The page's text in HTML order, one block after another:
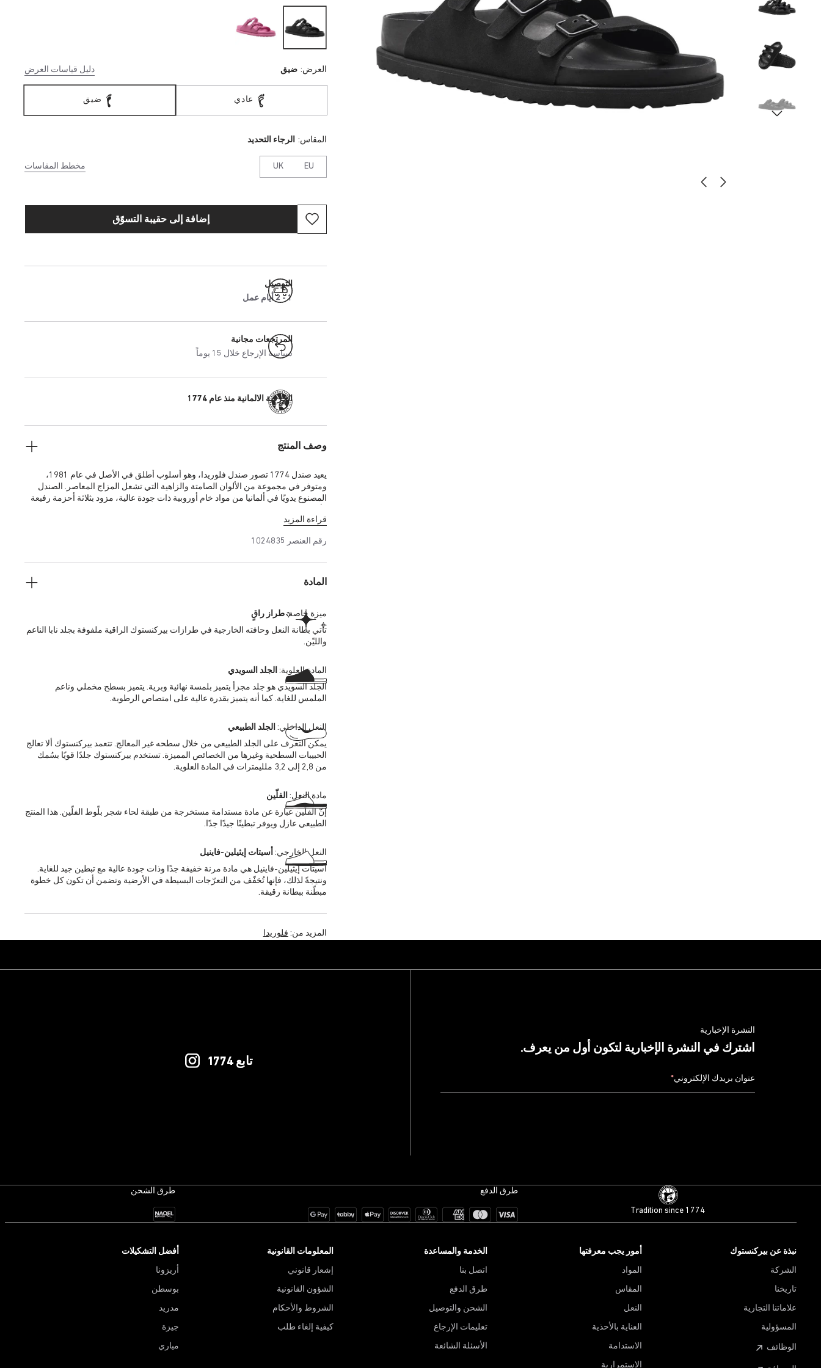
العرض: ضيق دليل قياسات العرض
عادي ضيق
مخطط المقاسات
المقاس: الرجاء التحديد
EU
UK
إضافة إلى حقيبة التسوّق
التوصيل
1 - 2 أيام عمل
المرتجعات مجانية
سياسة الإرجاع خلال 15 يوماً
الحرفية الالمانية منذ عام 1774
وصف المنتج
يعيد صندل 1774 تصور صندل فلوريدا، وهو أسلوب أطلق في الأصل في عام 1981،
ومتوفر في مجموعة من الألوان الصامتة والزاهية التي تشعل المزاج المعاصر. الصندل
المصنوع يدويًا في ألمانيا من مواد خام أوروبية ذات جودة عالية، مزود بثلاثة أحزمة رفيعة
قراءة المزيد
رقم العنصر 1024835
المادة
ميزة خاصة:طراز راقٍ
تأتي بطانة النعل وحافته الخارجية في طرازات بيركنستوك الراقية ملفوفة بجلد نابا الناعم
والليّن.
المادة العلوية: الجلد السويدي
الجلد السويدي هو جلد مجزأ يتميز بلمسة نهائية وبرية. يتميز بسطح مخملي وناعم
الملمس للغاية. كما أنه يتميز بقدرة عالية على امتصاص الرطوبة.
النعل الداخلي: الجلد الطبيعي
يمكن التعرف على الجلد الطبيعي من خلال سطحه غير المعالج. تتعمد بيركنستوك ألا تعالج
الحبيبات السطحية وغيرها من الخصائص المميزة. تستخدم بيركنستوك جلدًا قويًا بسُمك
من 2,8 إلى 3,2 ملليمترات في المادة العلوية.
مادة النعل: الفلّين
إنّ الفلّين عبارة عن مادة مستدامة مستخرجة من طبقة لحاء شجر بلّوط الفلّين. هذا المنتج
الطبيعي عازل ويوفر تبطينًا جيدًا جدًا.
النعل الخارجي: أسيتات إيثيلين-فاينيل
أسيتات إيثيلين-فاينيل هي مادة مرنة خفيفة جدًا وذات جودة عالية مع تبطين جيد للغاية.
ونتيجةً لذلك، فإنها تُخفّف من التعرّجات البسيطة في الأرضية وتضمن أن تكون كل خطوة
مبطّنة ببطانة رقيقة.
المزيد من: فلوريدا
النشرة الإخبارية
اشترك في النشرة الإخبارية لتكون أول من يعرف.
عنوان بريدك الإلكتروني*
تابع 1774
Tradition since 1774
طرق الدفع طرق الشحن
نبذة عن بيركنستوك
الشركة
تاريخنا
علاماتنا التجارية
المسؤولية
الوظائف
أمور يجب معرفتها
المواد
المقاس
النعل
العناية بالأحذية
الاستدامة
الاستمرارية
الخدمة والمساعدة
اتصل بنا
طرق الدفع
الشحن والتوصيل
تعليمات الإرجاع
الأسئلة الشائعة
المعلومات القانونية
إشعار قانوني
الشؤون القانونية
الشروط والأحكام
كيفية إلغاء طلب
أفضل التشكيلات
أريزونا
بوسطن
مدريد
جيزة
مياري